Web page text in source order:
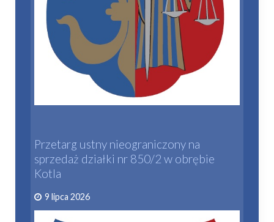
Przetarg ustny nieograniczony na
sprzedaż działki nr 850/2 w obrębie
Kotla
9 lipca 2026